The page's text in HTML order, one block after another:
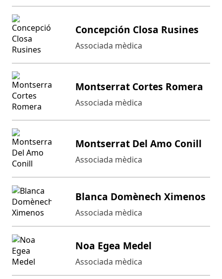
Concepción Closa Rusines
Associada mèdica
Montserrat Cortes Romera
Associada mèdica
Montserrat Del Amo Conill
Associada mèdica
Blanca Domènech Ximenos
Associada mèdica
Noa Egea Medel
Associada mèdica